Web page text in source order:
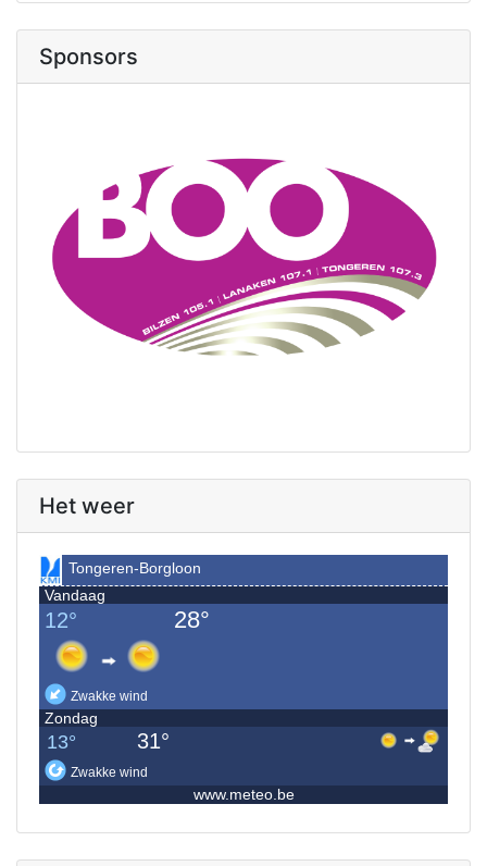
Sponsors
Het weer